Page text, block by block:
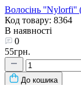
Волосінь ''Nylorfi''
Код товару: 8364
В наявності
0
55грн.
До кошика